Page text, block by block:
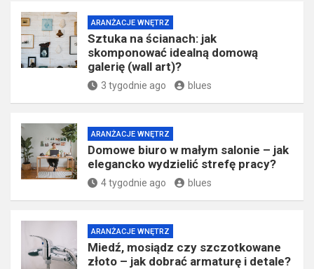
ARANŻACJE WNĘTRZ
Sztuka na ścianach: jak
skomponować idealną domową
galerię (wall art)?
3 tygodnie ago blues
ARANŻACJE WNĘTRZ
Domowe biuro w małym salonie – jak
elegancko wydzielić strefę pracy?
4 tygodnie ago blues
ARANŻACJE WNĘTRZ
Miedź, mosiądz czy szczotkowane
złoto – jak dobrać armaturę i detale?